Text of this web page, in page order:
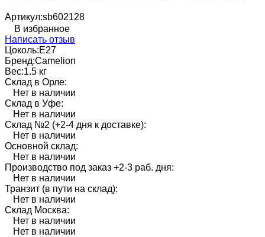
Артикул:sb602128
В избранное
Написать отзыв
Цоколь:E27
Бренд:Camelion
Вес:1.5 кг
Склад в Орле:
Нет в наличии
Склад в Уфе:
Нет в наличии
Склад №2 (+2-4 дня к доставке):
Нет в наличии
Основной склад:
Нет в наличии
Производство под заказ +2-3 раб. дня:
Нет в наличии
Транзит (в пути на склад):
Нет в наличии
Склад Москва:
Нет в наличии
Нет в наличии